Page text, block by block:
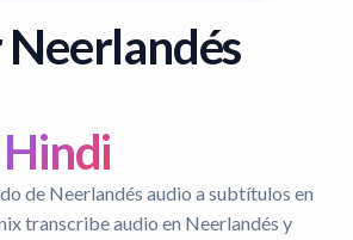
de Neerlandés audio a subtítulos en
transcribe audio en Neerlandés y